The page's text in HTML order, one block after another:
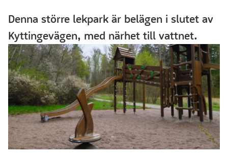
Denna större lekpark är belägen i slutet av
Kyttingevägen, med närhet till vattnet.